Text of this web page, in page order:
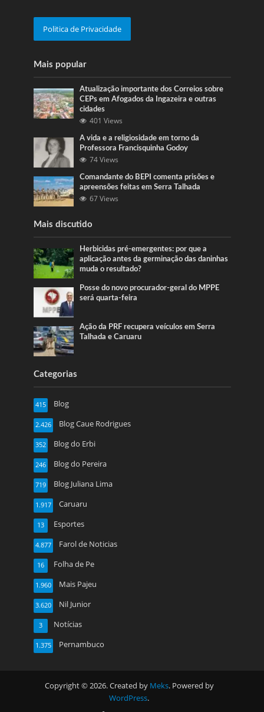
Politica de Privacidade
Mais popular
Atualização importante dos Correios sobre
CEPs em Afogados da Ingazeira e outras
cidades
401 Views
A vida e a religiosidade em torno da
Professora Francisquinha Godoy
74 Views
Comandante do BEPI comenta prisões e
apreensões feitas em Serra Talhada
67 Views
Mais discutido
Herbicidas pré-emergentes: por que a
aplicação antes da germinação das daninhas
muda o resultado?
Posse do novo procurador-geral do MPPE
será quarta-feira
Ação da PRF recupera veículos em Serra
Talhada e Caruaru
Categorias
Blog
415
Blog Caue Rodrigues
2.426
Blog do Erbi
352
Blog do Pereira
246
Blog Juliana Lima
719
Caruaru
1.917
Esportes
13
Farol de Noticias
4.877
Folha de Pe
16
Mais Pajeu
1.960
Nil Junior
3.620
Notícias
3
Pernambuco
1.375
Copyright © 2026. Created by Meks. Powered by
WordPress.